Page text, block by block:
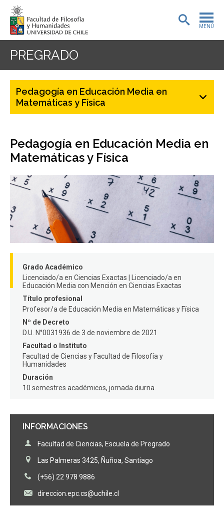
MENÚ
PREGRADO
INVESTIGACIÓN
EXTENSIÓN
BIBLIOTECA
DEPARTAMENTOS
FACULTAD
Académicos Egresados
PREGRADO
Pedagogía en Educación Media en
Matemáticas y Física
Pedagogía en Educación Media en
Matemáticas y Física
INFORMACIONES
Facultad de Ciencias, Escuela de Pregrado
Las Palmeras 3425, Ñuñoa, Santiago
(+56) 22 978 9886
direccion.epc.cs@uchile.cl
Grado Académico
Licenciado/a en Ciencias Exactas | Licenciado/a en
Educación Media con Mención en Ciencias Exactas
Título profesional
Profesor/a de Educación Media en Matemáticas y Física
Nº de Decreto
D.U. N°0031936 de 3 de noviembre de 2021
Facultad o Instituto
Facultad de Ciencias
Facultad de Filosofía y
Humanidades
Duración
10 semestres académicos, jornada diurna.